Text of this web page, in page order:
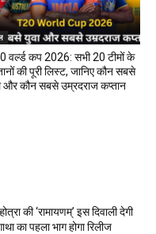
वर्ल्ड कप 2026: सभी 20 टीमों के
की पूरी लिस्ट, जानिए कौन सबसे
और कौन सबसे उम्रदराज कप्तान
की ‘रामायणम्’ इस दिवाली देगी
का पहला भाग होगा रिलीज